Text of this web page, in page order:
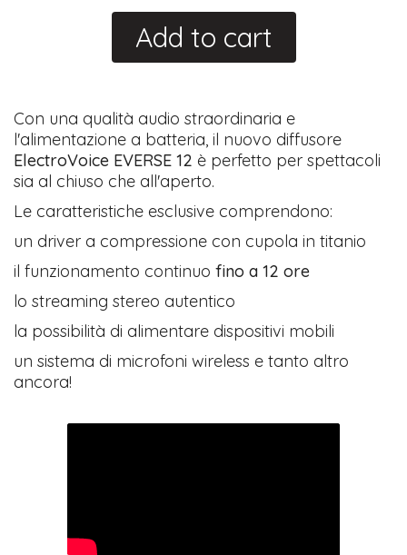
Add to cart
Con una qualità audio straordinaria e
l'alimentazione a batteria, il nuovo diffusore
ElectroVoice EVERSE 12 è perfetto per spettacoli
sia al chiuso che all'aperto.
Le caratteristiche esclusive comprendono:
un driver a compressione con cupola in titanio
il funzionamento continuo fino a 12 ore
lo streaming stereo autentico
la possibilità di alimentare dispositivi mobili
un sistema di microfoni wireless e tanto altro
ancora!